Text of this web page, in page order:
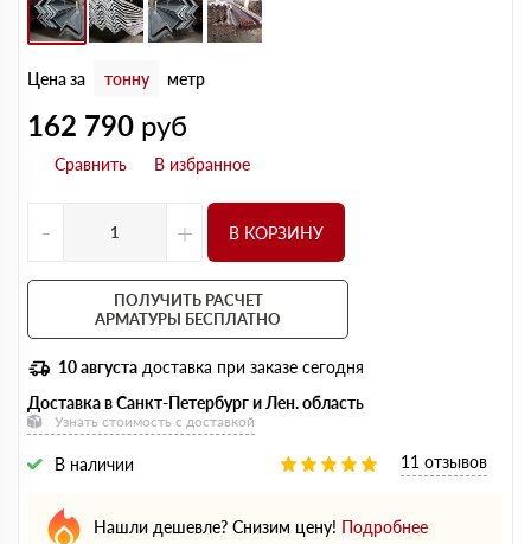
Цена за тонну метр
162 790 руб
- + В КОРЗИНУ
ПОЛУЧИТЬ РАСЧЕТ
АРМАТУРЫ БЕСПЛАТНО
10 августа доставка при заказе сегодня
Доставка в Санкт-Петербург и Лен. область
Узнать стоимость с доставкой
В наличии 11 отзывов
Нашли дешевле? Снизим цену! Подробнее